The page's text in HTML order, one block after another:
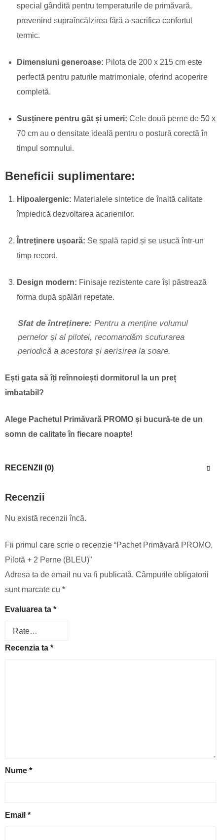
special gândită pentru temperaturile de primăvară,
prevenind supraîncălzirea fără a sacrifica confortul
termic.
Dimensiuni generoase: Pilota de 200 x 215 cm este
perfectă pentru paturile matrimoniale, oferind acoperire
completă.
Susținere pentru gât și umeri: Cele două perne de 50 x
70 cm au o densitate ideală pentru o postură corectă în
timpul somnului.
Beneficii suplimentare:
Hipoalergenic: Materialele sintetice de înaltă calitate
împiedică dezvoltarea acarienilor.
Întreținere ușoară: Se spală rapid și se usucă într-un
timp record.
Design modern: Finisaje rezistente care își păstrează
forma după spălări repetate.
Sfat de întreținere: Pentru a menține volumul
pernelor și al pilotei, recomandăm scuturarea
periodică a acestora și aerisirea la soare.
Ești gata să îți reînnoiești dormitorul la un preț
imbatabil?
Alege Pachetul Primăvară PROMO și bucură-te de un
somn de calitate în fiecare noapte!
RECENZII (0)
Recenzii
Nu există recenzii încă.
Fii primul care scrie o recenzie “Pachet Primăvară PROMO,
Pilotă + 2 Perne (BLEU)”
Adresa ta de email nu va fi publicată. Câmpurile obligatorii
sunt marcate cu *
Evaluarea ta *
Recenzia ta *
Nume *
Email *